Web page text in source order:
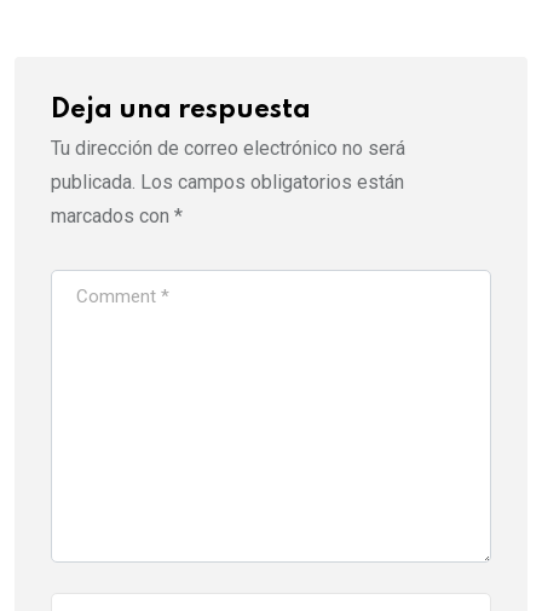
Deja una respuesta
Tu dirección de correo electrónico no será
publicada. Los campos obligatorios están
marcados con *